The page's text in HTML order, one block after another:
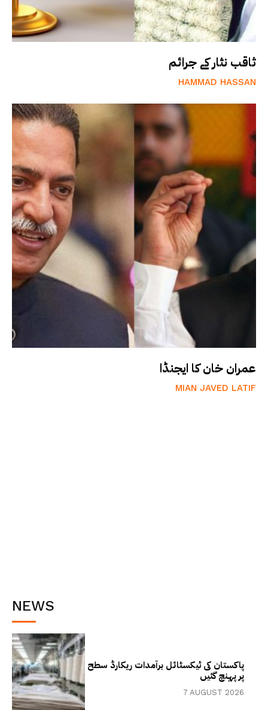
ثاقب نثار کے جرائم
HAMMAD HASSAN
عمران خان کا ایجنڈا
MIAN JAVED LATIF
NEWS
پاکستان کی ٹیکسٹائل برآمدات ریکارڈ سطح
پر پہنچ گئیں
7 AUGUST 2026